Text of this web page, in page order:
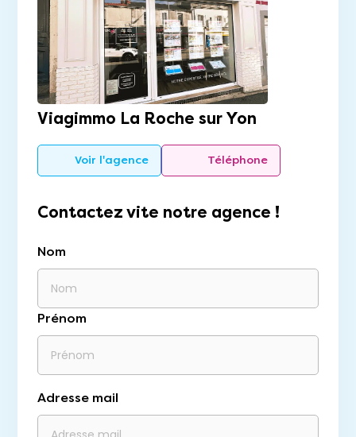
Viagimmo La Roche sur Yon
Voir l'agence Téléphone
Contactez vite notre agence !
Nom
Prénom
Adresse mail